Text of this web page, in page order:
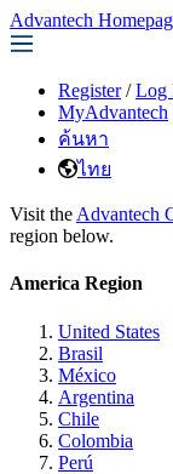
Advantech
Register / Log
MyAdvantech
ค้นหา
ไทย
Visit the Advantech
region below.
America Region
United States
Brasil
México
Argentina
Chile
Colombia
Perú